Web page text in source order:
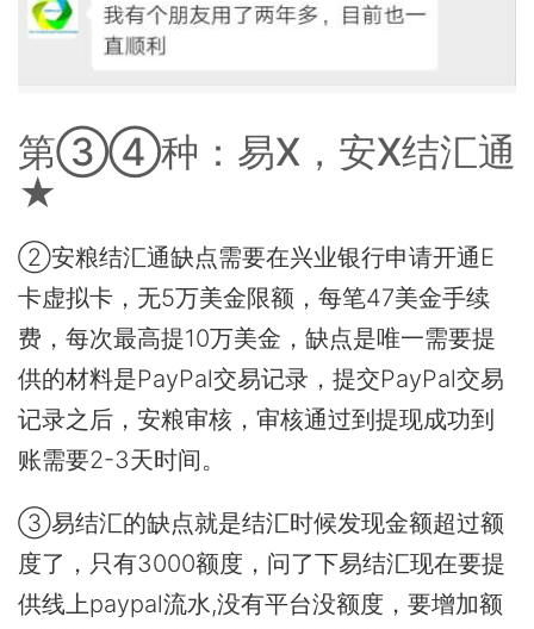
第③④种：易X，安X结汇通
★
②安粮结汇通缺点需要在兴业银行申请开通E
卡虚拟卡，无5万美金限额，每笔47美金手续
费，每次最高提10万美金，缺点是唯一需要提
供的材料是PayPal交易记录，提交PayPal交易
记录之后，安粮审核，审核通过到提现成功到
账需要2-3天时间。
③易结汇的缺点就是结汇时候发现金额超过额
度了，只有3000额度，问了下易结汇现在要提
供线上paypal流水,没有平台没额度，要增加额